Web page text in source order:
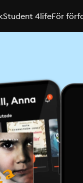
Student 4lifeFör